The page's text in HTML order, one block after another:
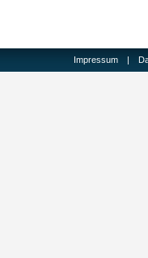
Impressum |